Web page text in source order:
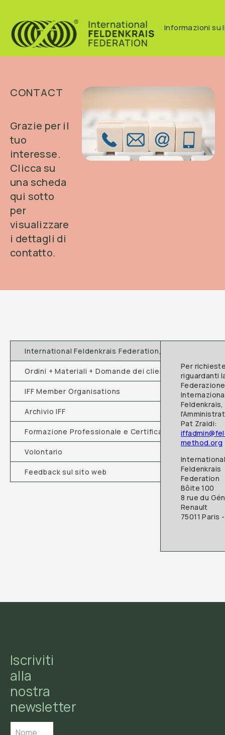
Informazioni su
CONTACT
Grazie per il
tuo
interesse.
Clicca su
una scheda
qui sotto
per
visualizzare
i dettagli di
contatto.
International Feldenkrais Federation, IFF
Ordini + Materiali + Domande dei clienti
IFF Member Organisations
Archivio IFF
Formazione Professionale e Certificazione
Volontario
Feedback sul sito web
Per
riguardanti
Federazione
Pat Zraidi:
method.org
Feldenkrais
Federation
Bôite 100
8 rue du
Renault
75011 Paris
Iscriviti
alla
nostra
newsletter